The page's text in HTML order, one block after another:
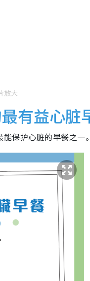
放大
有益心脏
保护心脏的早餐之一。